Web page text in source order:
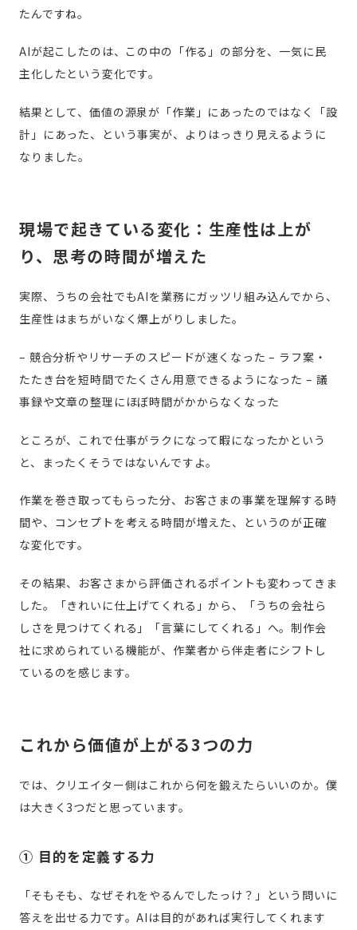
たんですね。
AIが起こしたのは、この中の「作る」の部分を、一気に民
主化したという変化です。
結果として、価値の源泉が「作業」にあったのではなく「設
計」にあった、という事実が、よりはっきり見えるように
なりました。
現場で起きている変化：生産性は上が
り、思考の時間が増えた
実際、うちの会社でもAIを業務にガッツリ組み込んでから、
生産性はまちがいなく爆上がりしました。
– 競合分析やリサーチのスピードが速くなった – ラフ案・
たたき台を短時間でたくさん用意できるようになった – 議
事録や文章の整理にほぼ時間がかからなくなった
ところが、これで仕事がラクになって暇になったかという
と、まったくそうではないんですよ。
作業を巻き取ってもらった分、お客さまの事業を理解する時
間や、コンセプトを考える時間が増えた、というのが正確
な変化です。
その結果、お客さまから評価されるポイントも変わってきま
した。「きれいに仕上げてくれる」から、「うちの会社ら
しさを見つけてくれる」「言葉にしてくれる」へ。制作会
社に求められている機能が、作業者から伴走者にシフトし
ているのを感じます。
これから価値が上がる3つの力
では、クリエイター側はこれから何を鍛えたらいいのか。僕
は大きく3つだと思っています。
① 目的を定義する力
「そもそも、なぜそれをやるんでしたっけ？」という問いに
答えを出せる力です。AIは目的があれば実行してくれます